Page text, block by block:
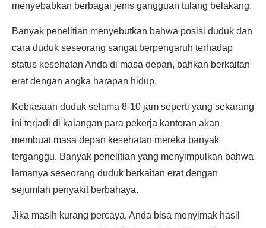
menyebabkan berbagai jenis gangguan tulang belakang.
Banyak penelitian menyebutkan bahwa posisi duduk dan
cara duduk seseorang sangat berpengaruh terhadap
status kesehatan Anda di masa depan, bahkan berkaitan
erat dengan angka harapan hidup.
Kebiasaan duduk selama 8-10 jam seperti yang sekarang
ini terjadi di kalangan para pekerja kantoran akan
membuat masa depan kesehatan mereka banyak
terganggu. Banyak penelitian yang menyimpulkan bahwa
lamanya seseorang duduk berkaitan erat dengan
sejumlah penyakit berbahaya.
Jika masih kurang percaya, Anda bisa menyimak hasil